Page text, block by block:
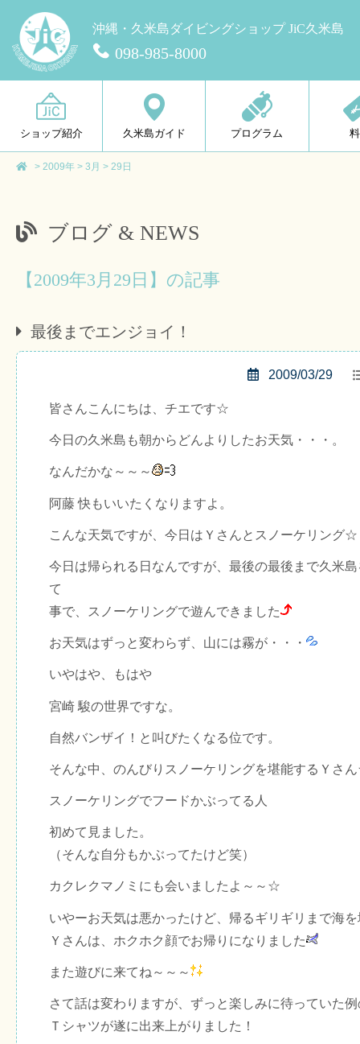
沖縄・久米島ダイビングショップ JiC久米島
098-985-8000
ショップ紹介 久米島ガイド プログラム
> 2009年 > 3月 > 29日
ブログ & NEWS
【2009年3月29日】の記事
最後までエンジョイ！
2009/03/29
皆さんこんにちは、チエです☆
今日の久米島も朝からどんよりしたお天気・・・。
なんだかな～～～
阿藤 快もいいたくなりますよ。
こんな天気ですが、今日はＹさんとスノーケリング☆
今日は帰られる日なんですが、最後の最後まで久米
て
事で、スノーケリングで遊んできました
お天気はずっと変わらず、山には霧が・・・
いやはや、もはや
宮崎 駿の世界ですな。
自然バンザイ！と叫びたくなる位です。
そんな中、のんびりスノーケリングを堪能するＹさ
スノーケリングでフードかぶってる人
初めて見ました。
（そんな自分もかぶってたけど笑）
カクレクマノミにも会いましたよ～～☆
いやーお天気は悪かったけど、帰るギリギリまで海
Ｙさんは、ホクホク顔でお帰りになりました
また遊びに来てね～～～
さて話は変わりますが、ずっと楽しみに待っていた例
Ｔシャツが遂に出来上がりました！